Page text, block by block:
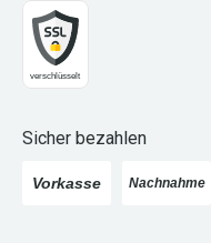
Sicher bezahlen